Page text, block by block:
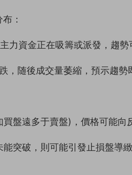
：
力資金正在吸籌或派發，趨勢
，随後成交量萎縮，預示趨勢
盤遠多于賣盤)，價格可能向
突破，則可能引發止損盤導緻